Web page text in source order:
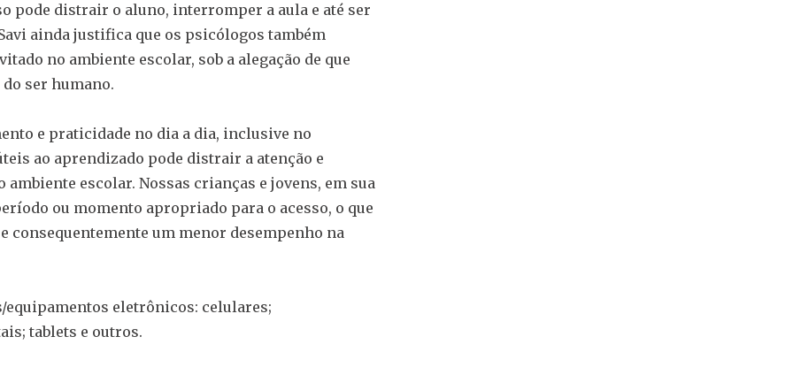
pode distrair o aluno, interromper a aula e até ser
ainda justifica que os psicólogos também
no ambiente escolar, sob a alegação de que
ser humano.
e praticidade no dia a dia, inclusive no
ao aprendizado pode distrair a atenção e
escolar. Nossas crianças e jovens, em sua
ou momento apropriado para o acesso, o que
consequentemente um menor desempenho na
equipamentos eletrônicos: celulares;
tablets e outros.